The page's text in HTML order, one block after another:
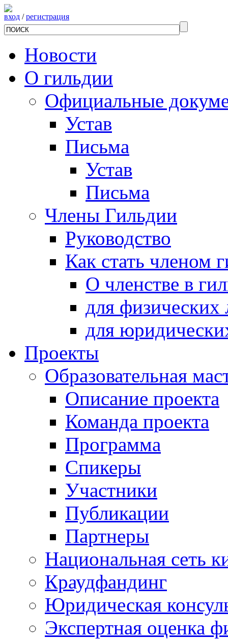
вход /регистрация
Новости
О гильдии
Официальные
Устав
Письма
Устав
Письма
Члены Гильдии
Руководство
Как стать членом
О членстве в
для физических
для
Проекты
Образовательная
Описание проекта
Команда проекта
Программа
Спикеры
Участники
Публикации
Партнеры
Национальная сеть
Краудфандинг
Юридическая
Экспертная оценка